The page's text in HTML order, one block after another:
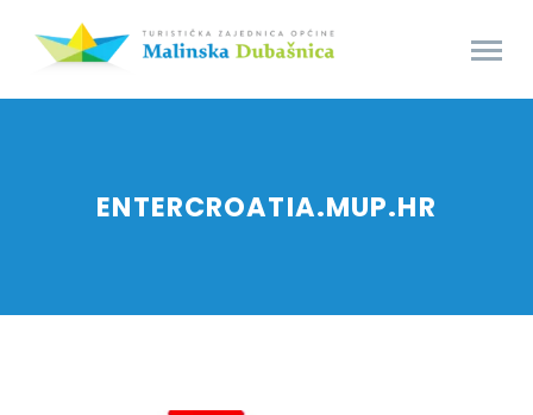
ENTERCROATIA.MUP.HR